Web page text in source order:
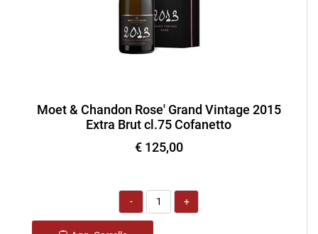
Moet & Chandon Rose' Grand Vintage 2015
Extra Brut cl.75 Cofanetto
€ 125,00
Quantità